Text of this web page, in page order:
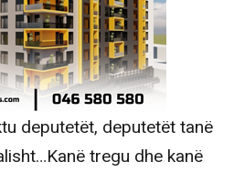
deputetët, deputetët tanë
tregu dhe kanë